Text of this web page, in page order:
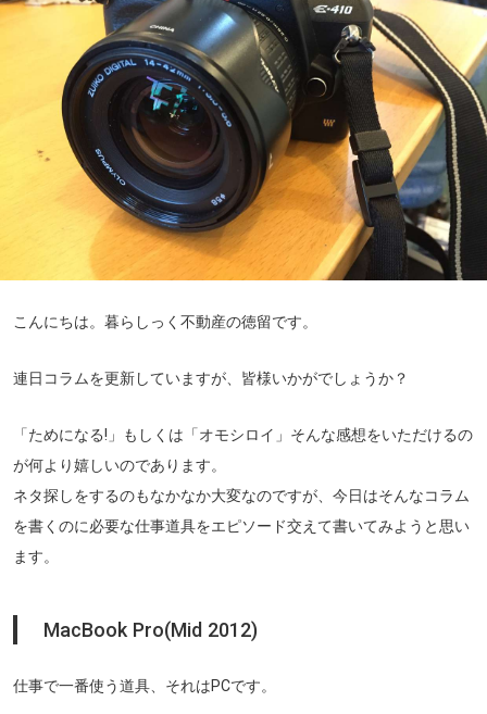
こんにちは。暮らしっく不動産の徳留です。
連日コラムを更新していますが、皆様いかがでしょうか？
「ためになる!」もしくは「オモシロイ」そんな感想をいただけるの
が何より嬉しいのであります。
ネタ探しをするのもなかなか大変なのですが、今日はそんなコラム
を書くのに必要な仕事道具をエピソード交えて書いてみようと思い
ます。
MacBook Pro(Mid 2012)
仕事で一番使う道具、それはPCです。